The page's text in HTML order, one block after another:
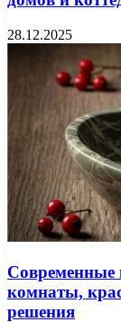
28.12.2025
Современные
комнаты,
решения